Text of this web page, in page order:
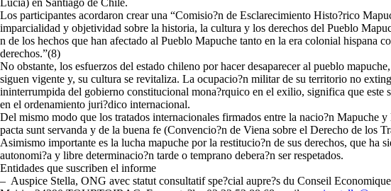
Los participantes acordaron crear una “Comisio?n de Esclarecimiento Histo?rico
imparcialidad y objetividad sobre la historia, la cultura y los derechos del Pueblo
n de los hechos que han afectado al Pueblo Mapuche tanto en la era colonial hispana
derechos.”(8)
No obstante, los esfuerzos del estado chileno por hacer desaparecer al pueblo
siguen vigente y, su cultura se revitaliza. La ocupacio?n militar de su territorio no
ininterrumpida del gobierno constitucional mona?rquico en el exilio, significa que este
en el ordenamiento juri?dico internacional.
Del mismo modo que los tratados internacionales firmados entre la nacio?n Mapuche
pacta sunt servanda y de la buena fe (Convencio?n de Viena sobre el Derecho de los
Asimismo importante es la lucha mapuche por la restitucio?n de sus derechos, que ha
autonomi?a y libre determinacio?n tarde o temprano debera?n ser respetados.
Entidades que suscriben el informe
– Auspice Stella, ONG avec statut consultatif spe?cial aupre?s du Conseil